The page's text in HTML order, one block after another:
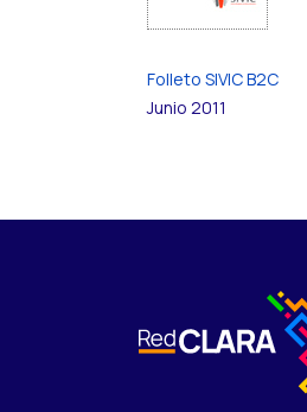
Folleto SIVIC B2C
Junio 2011